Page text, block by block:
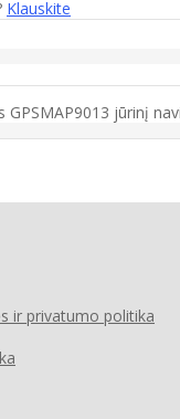
Klauskite
jūrinį
ir privatumo politika